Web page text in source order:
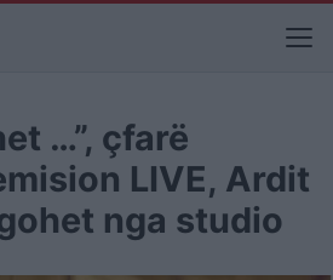
…”, çfarë
LIVE, Ardit
nga studio